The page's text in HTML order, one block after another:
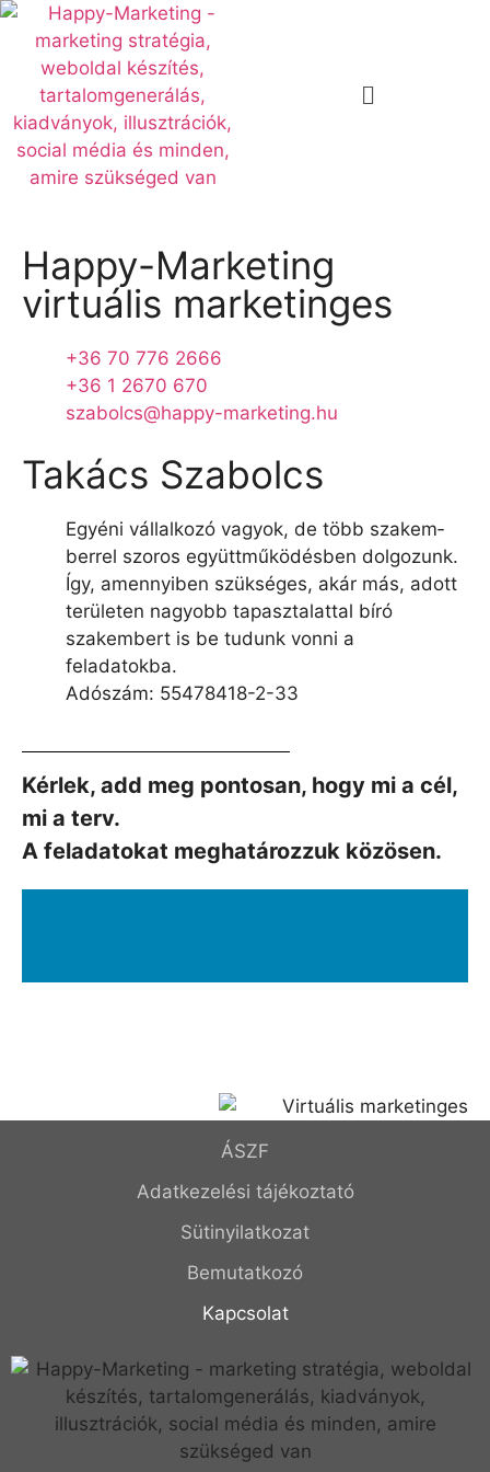
Happy-Marketing
virtuális marketinges
+36 70 776 2666
+36 1 2670 670
szabolcs@happy-marketing.hu
Takács Szabolcs
Egyéni vállalkozó vagyok, de több szakem­
berrel szoros együtt­működésben dolgozunk.
Így, amennyiben szükséges, akár más, adott
területen nagyobb tapasz­talattal bíró
szakembert is be tudunk vonni a
feladatokba.
Adószám: 55478418-2-33
Kérlek, add meg pontosan, hogy mi a cél,
mi a terv.
A feladatokat meghatározzuk közösen.
ÁSZF
Adatkezelési tájékoztató
Sütinyilatkozat
Bemutatkozó
Kapcsolat